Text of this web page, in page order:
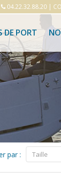
04.22.32.88.20|
DE PORT
par : Taille